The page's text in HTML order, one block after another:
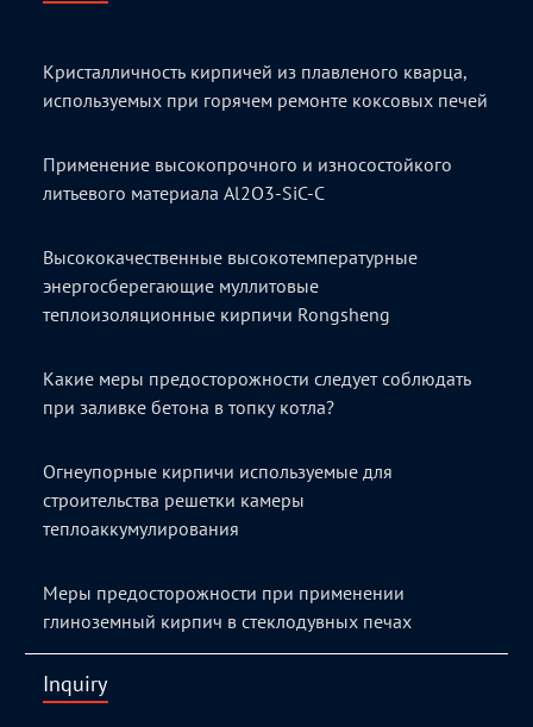
Кристалличность кирпичей из плавленого кварца,
используемых при горячем ремонте коксовых печей
Применение высокопрочного и износостойкого
литьевого материала Al2O3-SiC-C
Высококачественные высокотемпературные
энергосберегающие муллитовые
теплоизоляционные кирпичи Rongsheng
Какие меры предосторожности следует соблюдать
при заливке бетона в топку котла?
Огнеупорные кирпичи используемые для
строительства решетки камеры
теплоаккумулирования
Меры предосторожности при применении
глиноземный кирпич в стеклодувных печах
Inquiry